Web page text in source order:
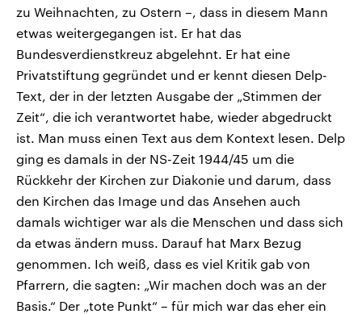
zu Weihnachten, zu Ostern –, dass in diesem Mann
etwas weitergegangen ist. Er hat das
Bundesverdienstkreuz abgelehnt. Er hat eine
Privatstiftung gegründet und er kennt diesen Delp-
Text, der in der letzten Ausgabe der „Stimmen der
Zeit“, die ich verantwortet habe, wieder abgedruckt
ist. Man muss einen Text aus dem Kontext lesen. Delp
ging es damals in der NS-Zeit 1944/45 um die
Rückkehr der Kirchen zur Diakonie und darum, dass
den Kirchen das Image und das Ansehen auch
damals wichtiger war als die Menschen und dass sich
da etwas ändern muss. Darauf hat Marx Bezug
genommen. Ich weiß, dass es viel Kritik gab von
Pfarrern, die sagten: „Wir machen doch was an der
Basis.“ Der „tote Punkt“ – für mich war das eher ein